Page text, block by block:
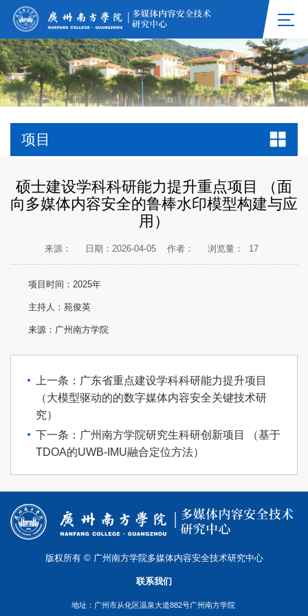
项目
硕士建设学科科研能力提升重点项目 （面
向多媒体内容安全的鲁棒水印模型构建与应
用）
来源： 日期：2026-04-05 作者： 浏览量： 17
项目时间：2025年
主持人：苑俊英
来源：广州南方学院
上一条：广东省重点建设学科科研能力提升项目
（大模型驱动的的数字媒体内容安全关键技术研
究）
下一条：⼴州南⽅学院研究⽣科研创新项⽬ （基于
TDOA的UWB-IMU融合定位方法）
版权所有 © 广州南方学院多媒体内容安全技术研究中心
联系我们
地址：广州市从化区温泉大道882号广州南方学院